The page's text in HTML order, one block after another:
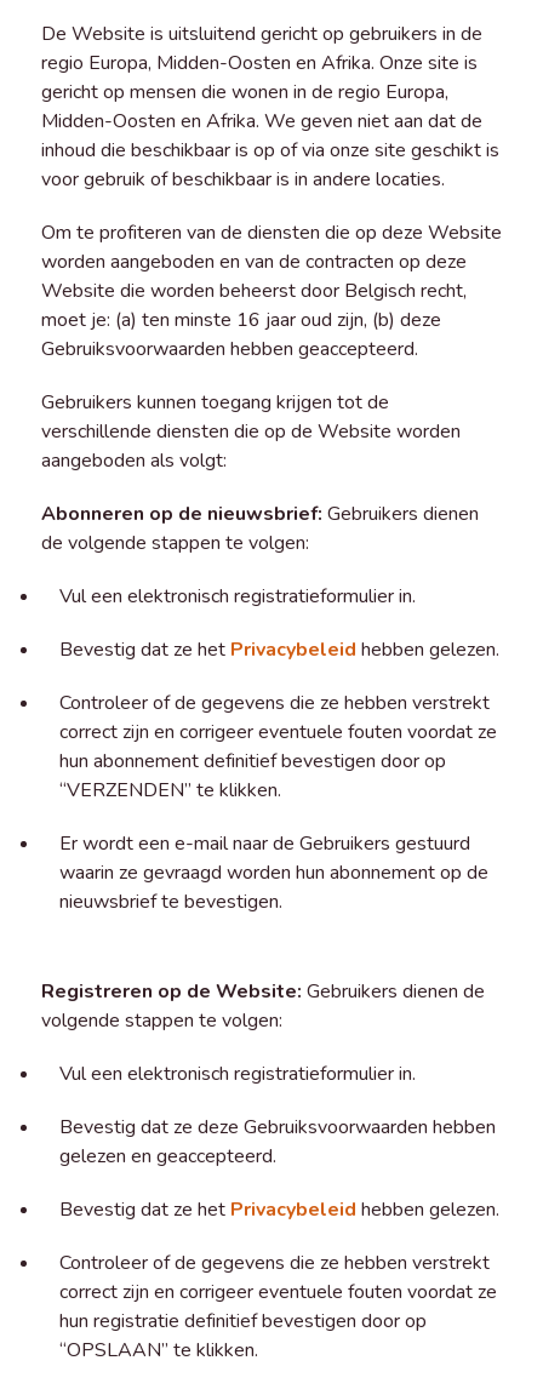
De Website is uitsluitend gericht op gebruikers in de
regio Europa, Midden-Oosten en Afrika. Onze site is
gericht op mensen die wonen in de regio Europa,
Midden-Oosten en Afrika. We geven niet aan dat de
inhoud die beschikbaar is op of via onze site geschikt is
voor gebruik of beschikbaar is in andere locaties.
Om te profiteren van de diensten die op deze Website
worden aangeboden en van de contracten op deze
Website die worden beheerst door Belgisch recht,
moet je: (a) ten minste 16 jaar oud zijn, (b) deze
Gebruiksvoorwaarden hebben geaccepteerd.
Gebruikers kunnen toegang krijgen tot de
verschillende diensten die op de Website worden
aangeboden als volgt:
Abonneren op de nieuwsbrief: Gebruikers dienen
de volgende stappen te volgen:
Vul een elektronisch registratieformulier in.
Bevestig dat ze het Privacybeleid hebben gelezen.
Controleer of de gegevens die ze hebben verstrekt
correct zijn en corrigeer eventuele fouten voordat ze
hun abonnement definitief bevestigen door op
“VERZENDEN” te klikken.
Er wordt een e-mail naar de Gebruikers gestuurd
waarin ze gevraagd worden hun abonnement op de
nieuwsbrief te bevestigen.
Registreren op de Website: Gebruikers dienen de
volgende stappen te volgen:
Vul een elektronisch registratieformulier in.
Bevestig dat ze deze Gebruiksvoorwaarden hebben
gelezen en geaccepteerd.
Bevestig dat ze het Privacybeleid hebben gelezen.
Controleer of de gegevens die ze hebben verstrekt
correct zijn en corrigeer eventuele fouten voordat ze
hun registratie definitief bevestigen door op
“OPSLAAN” te klikken.